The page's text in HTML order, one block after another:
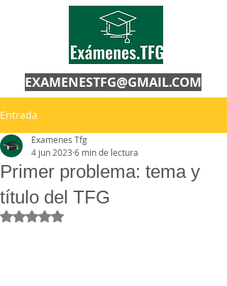
EXAMENESTFG@GMAIL.COM
Entrada
Primer problema: tema y
título del TFG
Examenes Tfg
4 jun 2023 6 min de lectura
Obtuvo NaN de 5 estrellas.